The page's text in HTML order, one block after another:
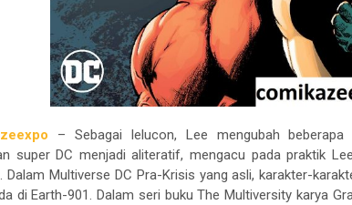
– Sebagai lelucon, Lee mengubah
super DC menjadi aliteratif, mengacu pada praktik
Dalam Multiverse DC Pra-Krisis yang asli, karakter-
di Earth-901. Dalam seri buku The Multiversity karya